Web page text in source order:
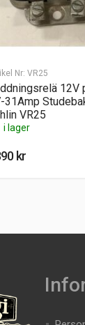
Nr: VR25
12V
31Amp
VR25
i lager
kr